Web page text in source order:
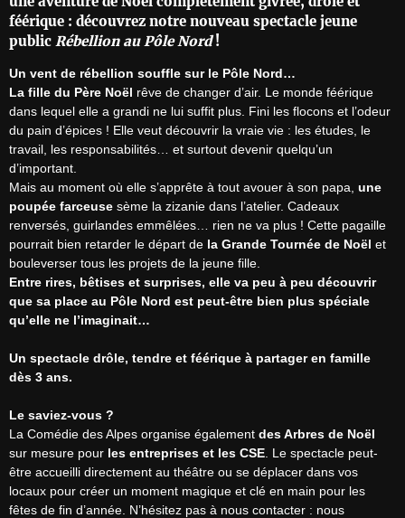
féérique : découvrez notre nouveau spectacle jeune
public Rébellion au Pôle Nord!
Un vent de rébellion souffle sur le Pôle Nord…
La fille du Père Noël rêve de changer d’air. Le monde féérique
dans lequel elle a grandi ne lui suffit plus. Fini les flocons et l’odeur
du pain d’épices ! Elle veut découvrir la vraie vie : les études, le
travail, les responsabilités… et surtout devenir quelqu’un
d’important.
Mais au moment où elle s’apprête à tout avouer à son papa, une
poupée farceuse sème la zizanie dans l’atelier. Cadeaux
renversés, guirlandes emmêlées… rien ne va plus ! Cette pagaille
pourrait bien retarder le départ de la Grande Tournée de Noël et
Entre rires, bêtises et surprises, elle va peu à peu découvrir
que sa place au Pôle Nord est peut-être bien plus spéciale
qu’elle ne l’imaginait…
Un spectacle drôle, tendre et féérique à partager en famille
dès 3 ans.
Le saviez-vous ?
La Comédie des Alpes organise également des Arbres de Noël
sur mesure pour les entreprises et les CSE . Le spectacle peut-
être accueilli directement au théâtre ou se déplacer dans vos
locaux pour créer un moment magique et clé en main pour les
fêtes de fin d’année. N’hésitez pas à nous contacter : nous